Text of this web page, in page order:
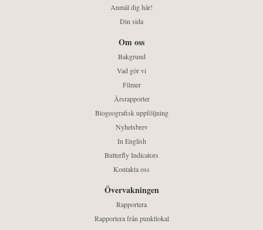
Anmäl dig här!
Din sida
Om oss
Bakgrund
Vad gör vi
Filmer
Årsrapporter
Biogeografisk uppföljning
Nyhetsbrev
In English
Butterfly Indicators
Kontakta oss
Övervakningen
Rapportera
Rapportera från punktlokal